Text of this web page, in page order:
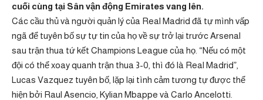
cuối cùng tại Sân vận động Emirates vang lên.
Các cầu thủ và người quản lý của Real Madrid đã tự mình vấp
ngã để tuyên bố sự tự tin của họ về sự trở lại trước Arsenal
sau trận thua tứ kết Champions League của họ. “Nếu có một
đội có thể xoay quanh trận thua 3-0, thì đó là Real Madrid”,
Lucas Vazquez tuyên bố, lặp lại tình cảm tương tự được thể
hiện bởi Raul Asencio, Kylian Mbappe và Carlo Ancelotti.